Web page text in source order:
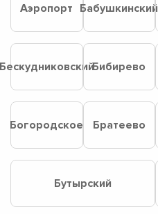
Аэропорт Бабушкинский
Бибирево
Богородское Братеево
Бутырский